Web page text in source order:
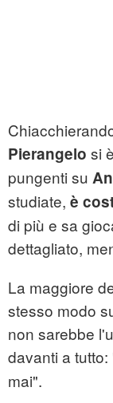
Pierangelo si
pungenti su
studiate, è
di più e sa
dettagliato,
La maggiore
stesso modo
non sarebbe
davanti a
mai".